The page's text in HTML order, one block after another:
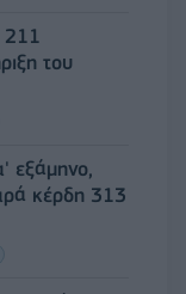
211
του
εξάμηνο,
κέρδη 313